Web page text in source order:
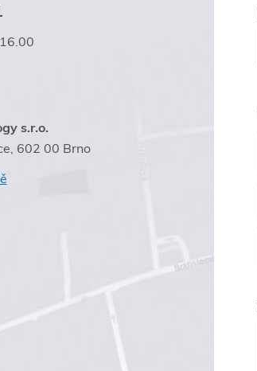
s.r.o.
602 00 Brno